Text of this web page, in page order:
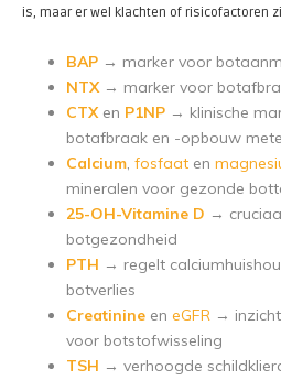
is, maar er wel klachten of risicofactoren
BAP → marker voor
NTX→ marker voor
CTXen P1NP → klinische
botafbraak en -opbouw
Calcium, fosfaat en
mineralen voor gezonde
25-OH-Vitamine D →
botgezondheid
PTH → regelt
botverlies
Creatinine en eGFR →
voor botstofwisseling
TSH → verhoogde